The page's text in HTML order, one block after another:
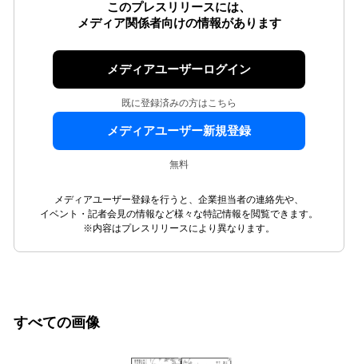
このプレスリリースには、
メディア関係者向けの情報があります
メディアユーザーログイン
既に登録済みの方はこちら
メディアユーザー新規登録
無料
メディアユーザー登録を行うと、企業担当者の連絡先や、
イベント・記者会見の情報など様々な特記情報を閲覧できます。
※内容はプレスリリースにより異なります。
すべての画像